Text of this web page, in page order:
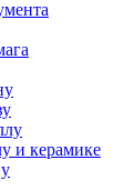
и керамике